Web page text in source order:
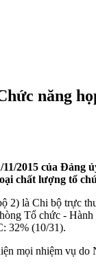
năng
2015 của Đảng
chất lượng tổ
2) là Chi bộ trực
Tổ chức -
32% (10/31).
mọi nhiệm vụ